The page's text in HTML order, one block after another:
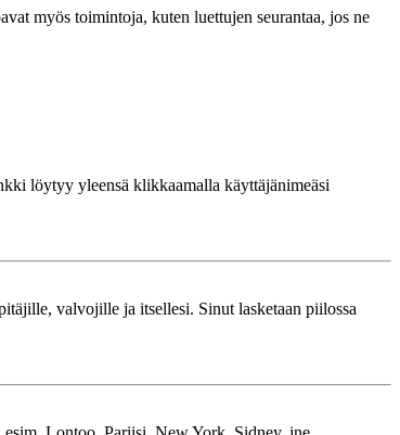
myös toimintoja, kuten luettujen seurantaa, jos ne
löytyy yleensä klikkaamalla käyttäjänimeäsi
valvojille ja itsellesi. Sinut lasketaan piilossa